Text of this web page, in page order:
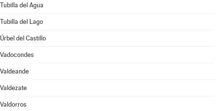
Tubilla del Agua
Tubilla del Lago
Úrbel del Castillo
Vadocondes
Valdeande
Valdezate
Valdorros